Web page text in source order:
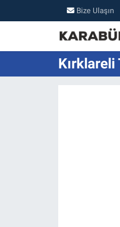
Bize Ulaşın